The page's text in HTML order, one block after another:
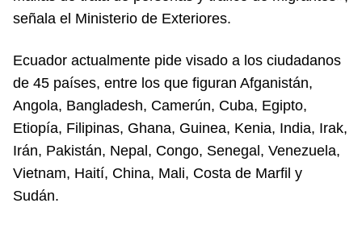
señala el Ministerio de Exteriores.
Ecuador actualmente pide visado a los ciudadanos
de 45 países, entre los que figuran Afganistán,
Angola, Bangladesh, Camerún, Cuba, Egipto,
Etiopía, Filipinas, Ghana, Guinea, Kenia, India, Irak,
Irán, Pakistán, Nepal, Congo, Senegal, Venezuela,
Vietnam, Haití, China, Mali, Costa de Marfil y
Sudán.